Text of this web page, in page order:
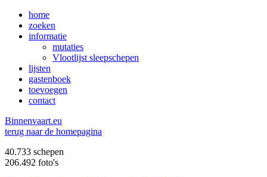
home
zoeken
informatie
mutaties
Vlootlijst sleepschepen
lijsten
gastenboek
toevoegen
contact
Binnenvaart.eu
terug naar de homepagina
40.733 schepen
206.492 foto's